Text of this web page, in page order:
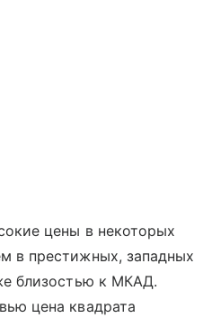
цены в некоторых
в престижных, западных
близостью к МКАД.
цена квадрата